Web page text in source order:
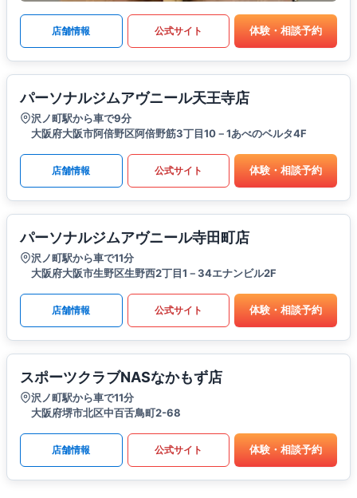
店舗情報 公式サイト 体験・相談予約
パーソナルジムアヴニール天王寺店
沢ノ町駅から車で9分
大阪府大阪市阿倍野区阿倍野筋3丁目10－1あべのベルタ4F
店舗情報 公式サイト 体験・相談予約
パーソナルジムアヴニール寺田町店
沢ノ町駅から車で11分
大阪府大阪市生野区生野西2丁目1－34エナンビル2F
店舗情報 公式サイト 体験・相談予約
スポーツクラブNASなかもず店
沢ノ町駅から車で11分
大阪府堺市北区中百舌鳥町2-68
店舗情報 公式サイト 体験・相談予約